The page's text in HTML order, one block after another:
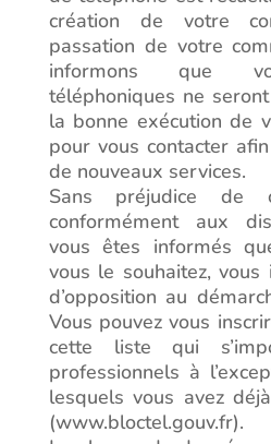
création de votre
passation de votre
informons que
téléphoniques ne
la bonne exécution de
pour vous contacter
de nouveaux services.
Sans préjudice de
conformément aux
vous êtes informés
vous le souhaitez,
d’opposition au
Vous pouvez vous
cette liste qui
professionnels à
lesquels vous avez
(www.bloctel.gouv.fr).